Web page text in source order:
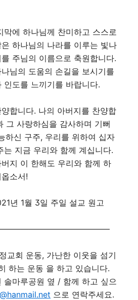
막에 하나님께 찬미하고 스스로
하나님의 나라를 이루는 빛나
주님의 이름으로 축원합니다.
님의 도움의 손길을 보시기를
인도를 느끼기를 바랍니다.
합니다. 나의 아버지를 찬양합
그 사랑하심을 감사하며 기뻐
하신 구주, 우리를 위하여 십자
는 지금 우리와 함께 계십니다.
지 이 한해도 우리와 함께 하
소서!
년 1월 3일 주일 설교 원고
교회 운동, 가난한 이웃을 섬기
하는 운동 을 하고 있습니다.
솔마루공원 옆 / 함께 하고 싶으
으로 연락주세요.